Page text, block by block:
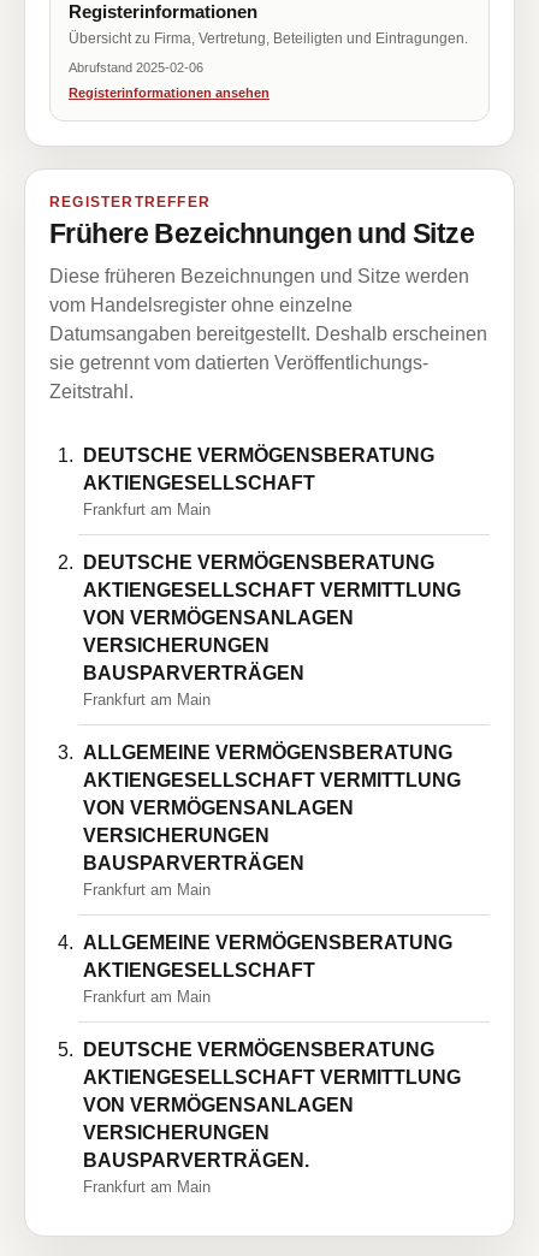
Registerinformationen
Übersicht zu Firma, Vertretung, Beteiligten und Eintragungen.
Abrufstand 2025-02-06
Registerinformationen ansehen
REGISTERTREFFER
Frühere Bezeichnungen und Sitze
Diese früheren Bezeichnungen und Sitze werden
vom Handelsregister ohne einzelne
Datumsangaben bereitgestellt. Deshalb erscheinen
sie getrennt vom datierten Veröffentlichungs-
Zeitstrahl.
DEUTSCHE VERMÖGENSBERATUNG
AKTIENGESELLSCHAFT
Frankfurt am Main
DEUTSCHE VERMÖGENSBERATUNG
AKTIENGESELLSCHAFT VERMITTLUNG
VON VERMÖGENSANLAGEN
VERSICHERUNGEN
BAUSPARVERTRÄGEN
Frankfurt am Main
ALLGEMEINE VERMÖGENSBERATUNG
AKTIENGESELLSCHAFT VERMITTLUNG
VON VERMÖGENSANLAGEN
VERSICHERUNGEN
BAUSPARVERTRÄGEN
Frankfurt am Main
ALLGEMEINE VERMÖGENSBERATUNG
AKTIENGESELLSCHAFT
Frankfurt am Main
DEUTSCHE VERMÖGENSBERATUNG
AKTIENGESELLSCHAFT VERMITTLUNG
VON VERMÖGENSANLAGEN
VERSICHERUNGEN
BAUSPARVERTRÄGEN.
Frankfurt am Main